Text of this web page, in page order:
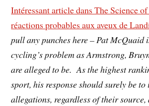
Intéressant article dans The Science
réactions probables aux aveux de
pull any punches here – Pat McQuaid
cycling’s problem as Armstrong,
are alleged to be. As the highest
sport, his response should surely be to
allegations, regardless of their source,